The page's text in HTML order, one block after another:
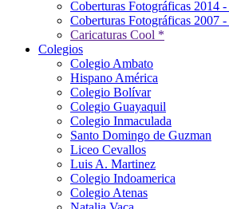
Coberturas Fotográficas 2014
Coberturas Fotográficas 2007
Caricaturas Cool *
Colegios
Colegio Ambato
Hispano América
Colegio Bolívar
Colegio Guayaquil
Colegio Inmaculada
Santo Domingo de Guzman
Liceo Cevallos
Luis A. Martinez
Colegio Indoamerica
Colegio Atenas